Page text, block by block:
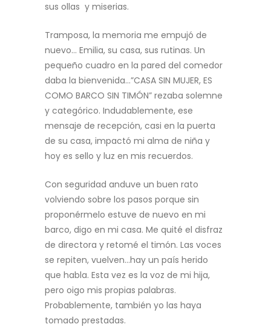
sus ollas y miserias.
Tramposa, la memoria me empujó de
nuevo… Emilia, su casa, sus rutinas. Un
pequeño cuadro en la pared del comedor
daba la bienvenida…”CASA SIN MUJER, ES
COMO BARCO SIN TIMÓN” rezaba solemne
y categórico. Indudablemente, ese
mensaje de recepción, casi en la puerta
de su casa, impactó mi alma de niña y
hoy es sello y luz en mis recuerdos.
Con seguridad anduve un buen rato
volviendo sobre los pasos porque sin
proponérmelo estuve de nuevo en mi
barco, digo en mi casa. Me quité el disfraz
de directora y retomé el timón. Las voces
se repiten, vuelven…hay un país herido
que habla. Esta vez es la voz de mi hija,
pero oigo mis propias palabras.
Probablemente, también yo las haya
tomado prestadas.